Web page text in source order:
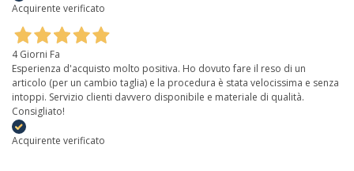
Acquirente verificato
4 Giorni Fa
Esperienza d'acquisto molto positiva. Ho dovuto fare il reso di un
articolo (per un cambio taglia) e la procedura è stata velocissima e senza
intoppi. Servizio clienti davvero disponibile e materiale di qualità.
Consigliato!
Acquirente verificato